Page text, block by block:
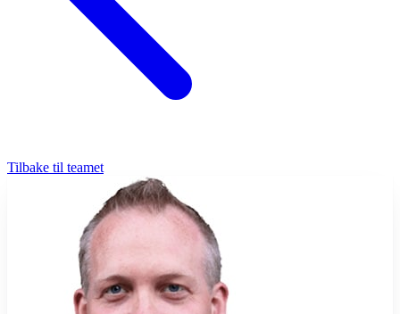
Tilbake til teamet